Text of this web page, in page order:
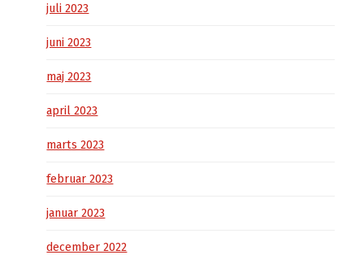
juli 2023
juni 2023
maj 2023
april 2023
marts 2023
februar 2023
januar 2023
december 2022